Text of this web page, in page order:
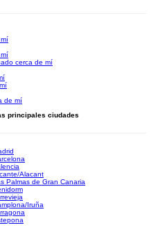
cerca de mí
de mí
principales ciudades
Alacant
Palmas de Gran Canaria
Iruña